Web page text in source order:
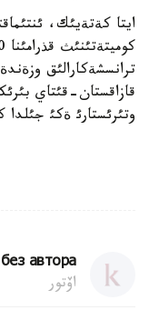
ايتا كةتةيئك،
ترانسشةكارالئق
قازاقستان-قئتاي
وتئرئستارئ ةكئ
без автора
اۆتور